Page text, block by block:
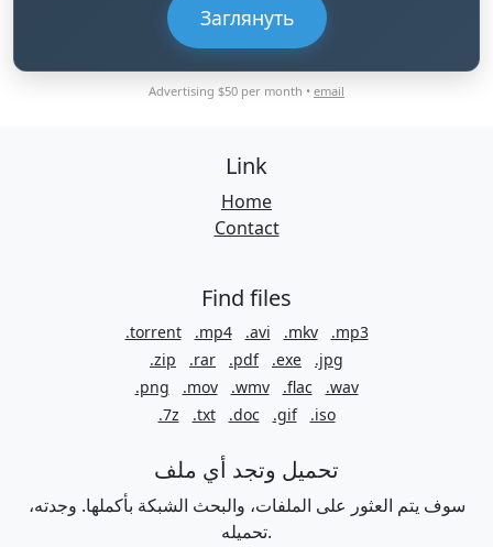
Заглянуть
Advertising $50 per month • email
Link
Home
Contact
Find files
.torrent .mp4 .avi .mkv
.mp3
.zip
.rar .pdf .exe
.jpg
.png
.mov .wmv .flac
.wav
.7z
.txt .doc .gif .iso
تحميل وتجد أي ملف
سوف يتم العثور على الملفات، والبحث الشبكة بأكملها. وجدته،
تحميله.